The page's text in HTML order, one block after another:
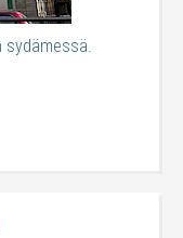
sydämessä.